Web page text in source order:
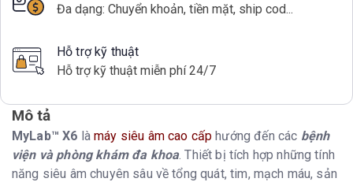
Đa dạng: Chuyển khoản, tiền mặt, ship cod...
Hỗ trợ kỹ thuật
Hỗ trợ kỹ thuật miễn phí 24/7
Mô tả
MyLab™ X6 làmáy siêu âm cao cấp hướng đến các bệnh
viện và phòng khám đa khoa. Thiết bị tích hợp những tính
năng siêu âm chuyên sâu về tổng quát, tim, mạch máu, sản